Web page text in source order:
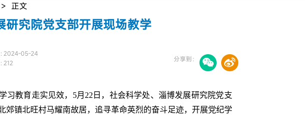
> 正文
研究院党支部开展现场教学
: 2024-05-24
212 分享到：
教育走实见效，5月22日，社会科学处、淄博发展研究院党支
郊镇北旺村马耀南故居，追寻革命英烈的奋斗足迹，开展党纪学